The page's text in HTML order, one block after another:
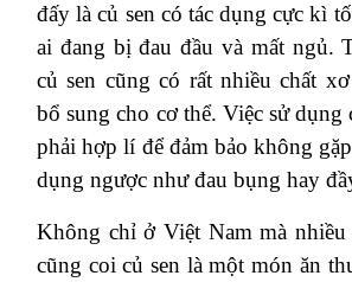
đấy là củ sen có tác dụng cực kì
ai đang bị đau đầu và mất ngủ.
củ sen cũng có rất nhiều chất
bổ sung cho cơ thể. Việc sử dụng
phải hợp lí để đảm bảo không
dụng ngược như đau bụng hay
Không chỉ ở Việt Nam mà
cũng coi củ sen là một món ăn